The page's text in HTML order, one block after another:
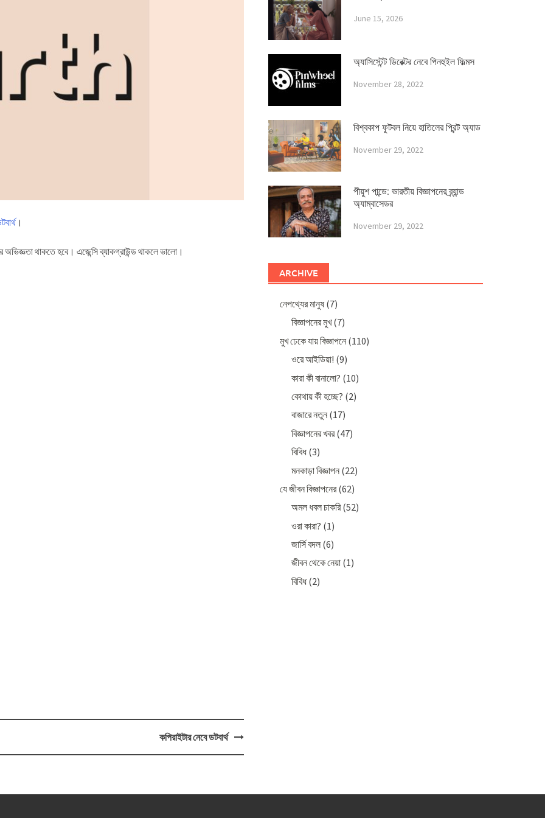
।
থাকতে হবে। এজেন্সি ব্যাকগ্রাউন্ড থাকলে ভালো।
কপিরাইটার নেবে ডটবার্থ
June 15, 2026
অ্যাসিস্টেন্ট ডিরেক্টর নেবে পিনহুইল ফিল্মস
November 28, 2022
বিশ্বকাপ ফুটবল নিয়ে হাতিলের প্রিন্ট অ্যাড
November 29, 2022
পীয়ুশ পান্ডে: ভারতীয় বিজ্ঞাপনের ব্র্যান্ড
অ্যাম্বাসেডর
November 29, 2022
ARCHIVE
নেপথ্যের মানুষ(7)
বিজ্ঞাপনের মুখ(7)
মুখ ঢেকে যায় বিজ্ঞাপনে(110)
ওরে আইডিয়া! (9)
কারা কী বানালো? (10)
কোথায় কী হচ্ছে? (2)
বাজারে নতুন (17)
বিজ্ঞাপনের খবর(47)
বিবিধ(3)
মনকাড়া বিজ্ঞাপন (22)
যে জীবন বিজ্ঞাপনের(62)
অমল ধবল চাকরি(52)
ওরা কারা? (1)
জার্সি বদল (6)
জীবন থেকে নেয়া (1)
বিবিধ(2)